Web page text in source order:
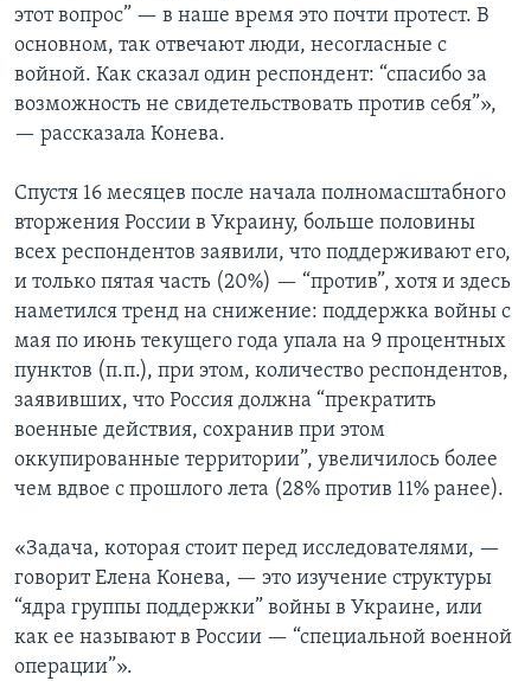
этот вопрос” — в наше время это почти протест. В
основном, так отвечают люди, несогласные с
войной. Как сказал один респондент: “спасибо за
возможность не свидетельствовать против себя”»,
— рассказала Конева.
Спустя 16 месяцев после начала полномасштабного
вторжения России в Украину, больше половины
всех респондентов заявили, что поддерживают его,
и только пятая часть (20%) — “против”, хотя и здесь
наметился тренд на снижение: поддержка войны с
мая по июнь текущего года упала на 9 процентных
пунктов (п.п.), при этом, количество респондентов,
заявивших, что Россия должна “прекратить
военные действия, сохранив при этом
оккупированные территории”, увеличилось более
чем вдвое с прошлого лета (28% против 11% ранее).
«Задача, которая стоит перед исследователями, —
говорит Елена Конева, — это изучение структуры
“ядра группы поддержки” войны в Украине, или
как ее называют в России — “специальной военной
операции”».